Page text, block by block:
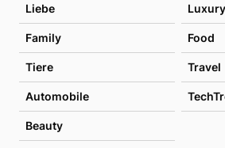
Liebe Luxury
Family Food
Tiere Travel
Automobile
Beauty